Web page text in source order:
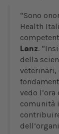
“Sono
Health
Lanz.
della
veterinari,
vedo
comunità